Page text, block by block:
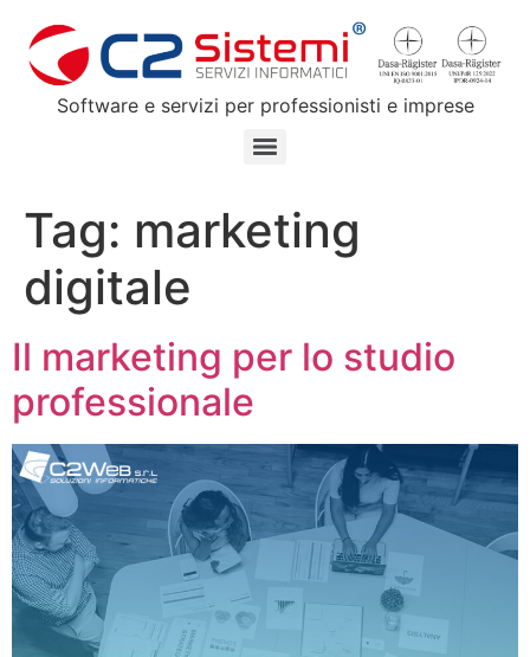
Software e servizi per professionisti e imprese
Tag: marketing
digitale
Il marketing per lo studio
professionale